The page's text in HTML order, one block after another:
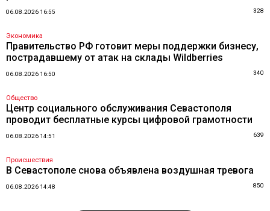
06.08.2026 16:55 328
Экономика
Правительство РФ готовит меры поддержки бизнесу,
пострадавшему от атак на склады Wildberries
06.08.2026 16:50 340
Общество
Центр социального обслуживания Севастополя
проводит бесплатные курсы цифровой грамотности
06.08.2026 14:51 639
Происшествия
В Севастополе снова объявлена воздушная тревога
06.08.2026 14:48 850